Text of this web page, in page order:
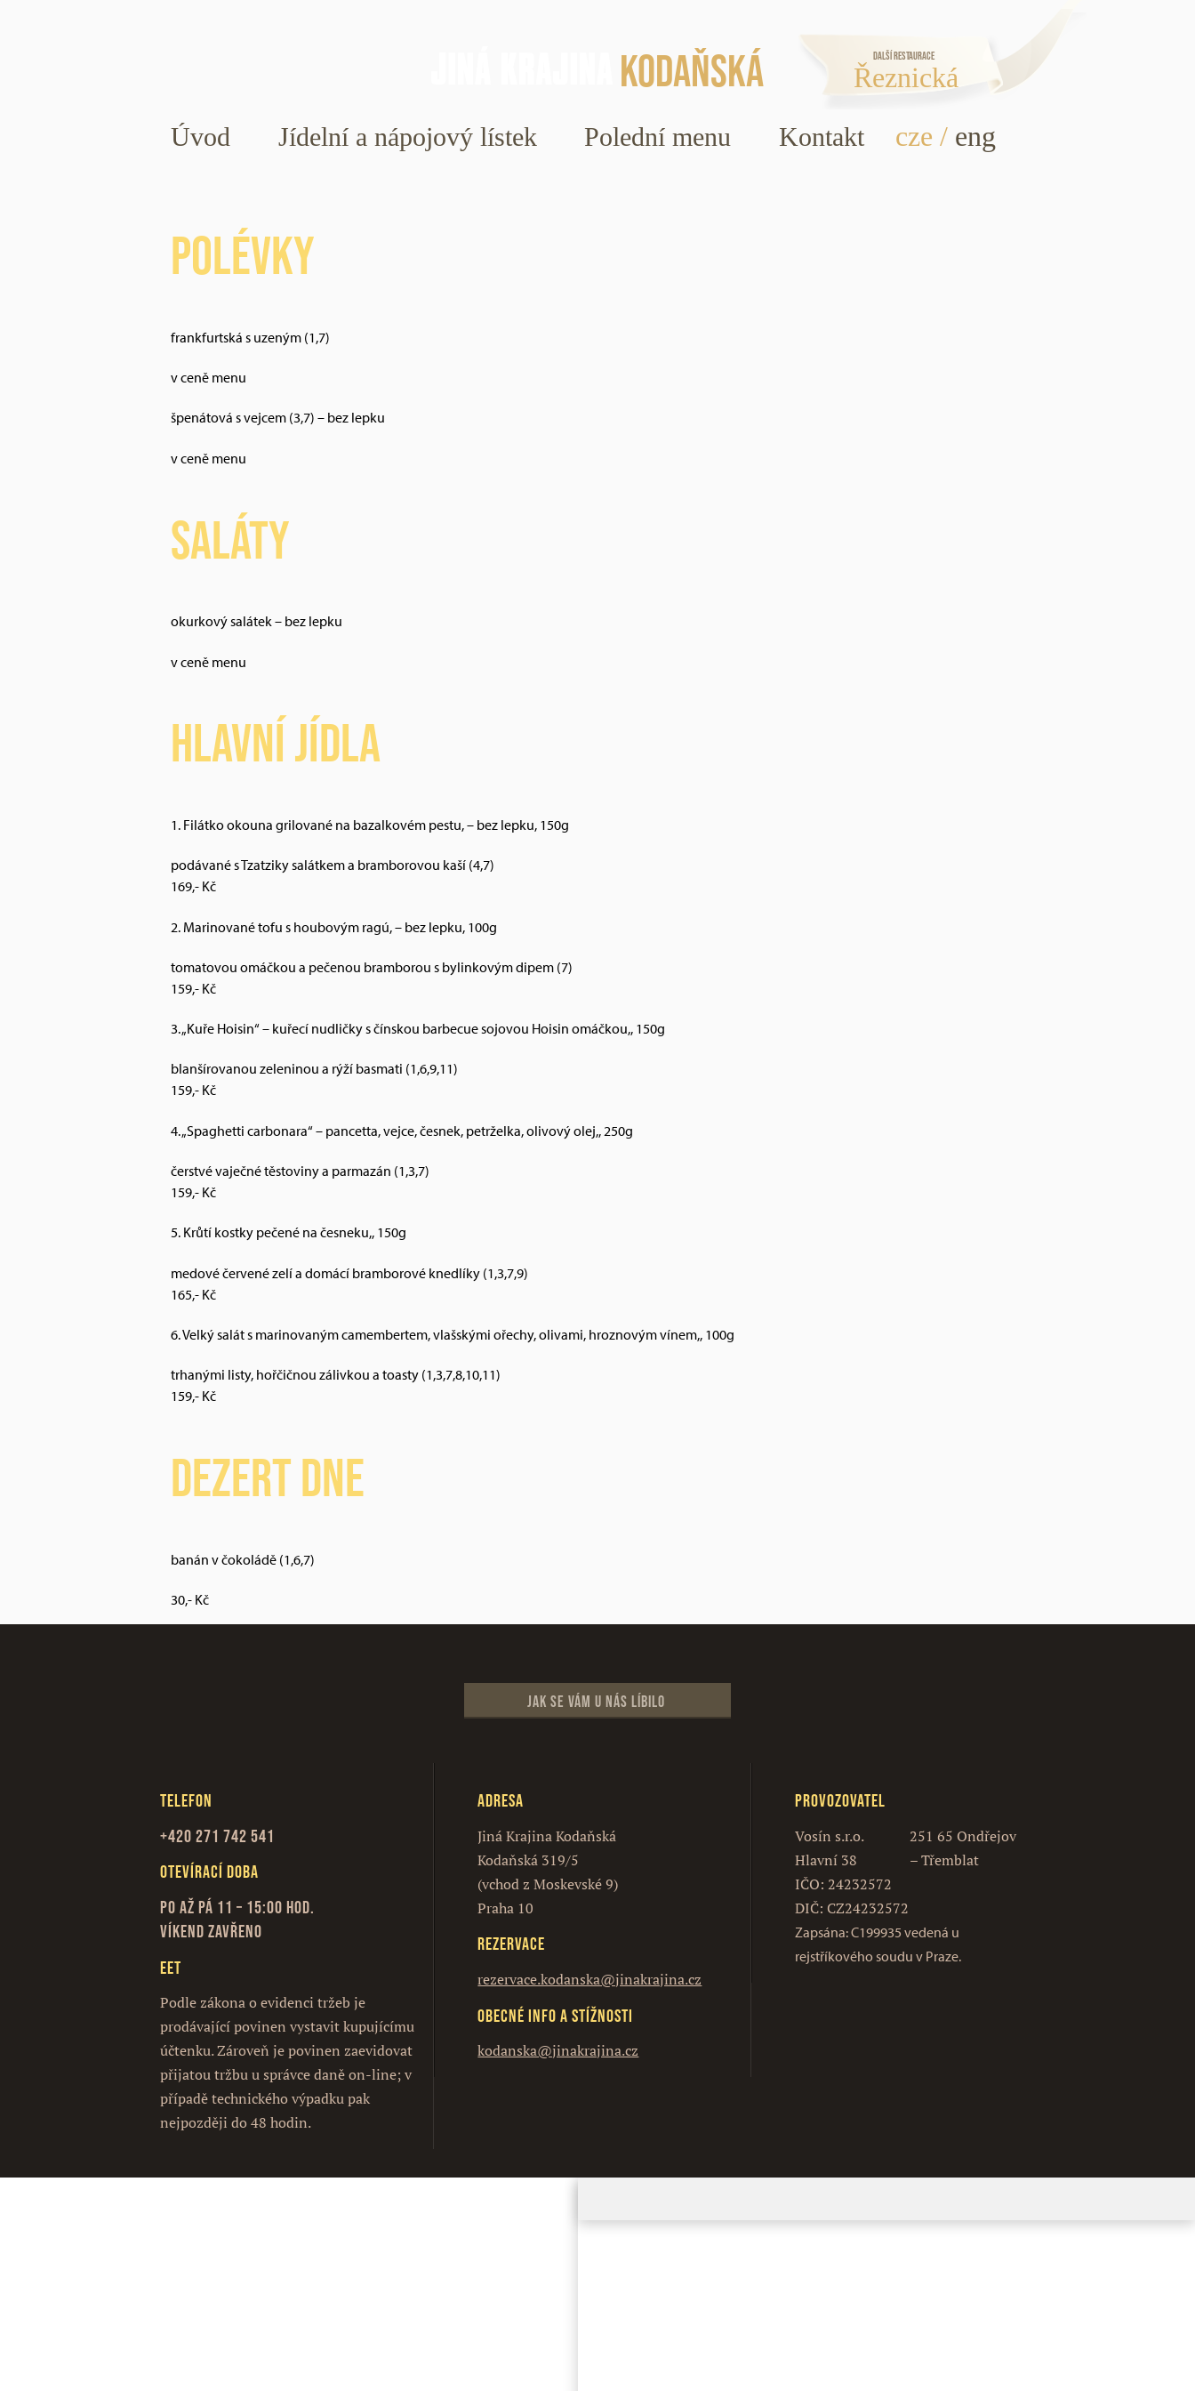
Kodaňská Další restaurace
Řeznická
Úvod Jídelní a nápojový lístek Polední menu Kontakt cze / eng
Polévky
frankfurtská s uzeným (1,7)
v ceně menu
špenátová s vejcem (3,7) – bez lepku
v ceně menu
Saláty
okurkový salátek – bez lepku
v ceně menu
Hlavní jídla
1. Filátko okouna grilované na bazalkovém pestu, – bez lepku, 150g
podávané s Tzatziky salátkem a bramborovou kaší (4,7)
169,- Kč
2. Marinované tofu s houbovým ragú, – bez lepku, 100g
tomatovou omáčkou a pečenou bramborou s bylinkovým dipem (7)
159,- Kč
3. „Kuře Hoisin“ – kuřecí nudličky s čínskou barbecue sojovou Hoisin omáčkou,, 150g
blanšírovanou zeleninou a rýží basmati (1,6,9,11)
159,- Kč
4. „Spaghetti carbonara“ – pancetta, vejce, česnek, petrželka, olivový olej,, 250g
čerstvé vaječné těstoviny a parmazán (1,3,7)
159,- Kč
5. Krůtí kostky pečené na česneku,, 150g
medové červené zelí a domácí bramborové knedlíky (1,3,7,9)
165,- Kč
6. Velký salát s marinovaným camembertem, vlašskými ořechy, olivami, hroznovým vínem,, 100g
trhanými listy, hořčičnou zálivkou a toasty (1,3,7,8,10,11)
159,- Kč
Dezert dne
banán v čokoládě (1,6,7)
30,- Kč
Jak se vám u nás líbilo
Telefon
+420 271 742 541
Otevírací doba
Po až Pá 11 – 15:00 hod.
Víkend zavřeno
EET
Podle zákona o evidenci tržeb je
prodávající povinen vystavit kupujícímu
účtenku. Zároveň je povinen zaevidovat
přijatou tržbu u správce daně on-line; v
případě technického výpadku pak
nejpozději do 48 hodin.
Adresa
Jiná Krajina Kodaňská
Kodaňská 319/5
(vchod z Moskevské 9)
Praha 10
Rezervace
rezervace.kodanska@jinakrajina.cz
Obecné info a stížnosti
kodanska@jinakrajina.cz
Provozovatel
Vosín s.r.o.
Hlavní 38
251 65 Ondřejov
– Třemblat
IČO: 24232572
DIČ: CZ24232572
Zapsána: C199935 vedená u
rejstříkového soudu v Praze.